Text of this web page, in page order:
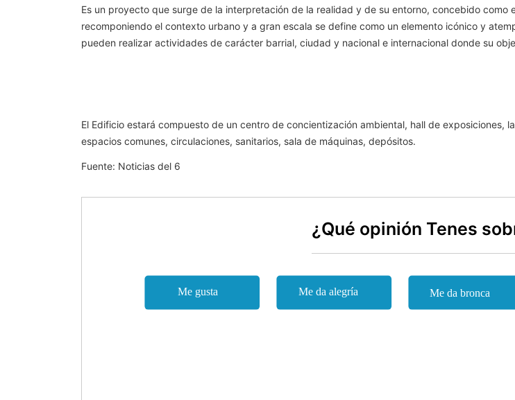
Es un proyecto que surge de la interpretación de la realidad y de su entorno, concebido
recomponiendo el contexto urbano y a gran escala se define como un elemento icónico y
pueden realizar actividades de carácter barrial, ciudad y nacional e internacional donde su
El Edificio estará compuesto de un centro de concientización ambiental, hall de exposiciones,
espacios comunes, circulaciones, sanitarios, sala de máquinas, depósitos.
Fuente: Noticias del 6
¿Qué opinión Tenes